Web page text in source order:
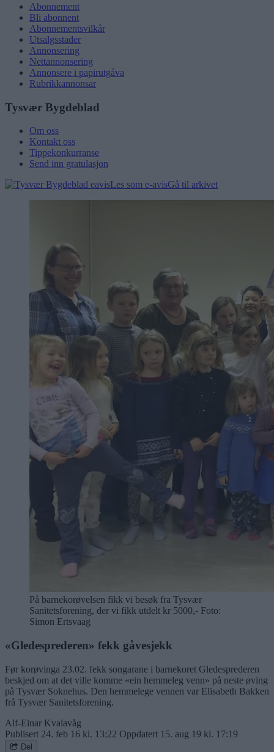
Abonnement
Bli abonnent
Abonnementsvilkår
Utsalgsstader
Annonsering
Nettannonsering
Annonsere i papirutgåva
Rubrikkannonsar
Tysvær Bygdeblad
Om oss
Kontakt oss
Tippekonkurranse
Send inn gratulasjon
Les som e-avisGå til arkivet
På barnekorøvelsen fikk vi besøk fra Tysvær
Sanitetsforening, der vi fikk utdelt kr 5000,- Foto:
Simon Ertsvaag
«Gledesprederen» fekk gåvesjekk
Før korøvinga 23.02. fekk songarane i barnekoret Gledesprederen
beskjed om at det ville komme «ein hemmeleg venn» på neste øving
på Tysvær Soknehus. Den hemmelege vennen var Elisabeth Bakken
frå Tysvær Sanitetsforening.
Alf-Einar Kvalavåg
Publisert 24. feb 16 kl. 13:22 Oppdatert 15. aug 19 kl. 17:19
Del